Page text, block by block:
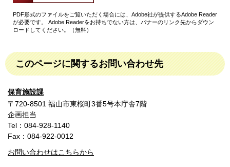
PDF形式のファイルをご覧いただく場合には、Adobe社が提供するAdobe Reader
が必要です。
Adobe Readerをお持ちでない方は、バナーのリンク先からダウン
ロードしてください。（無料）
このページに関するお問い合わせ先
保育施設課
〒720-8501 福山市東桜町3番5号本庁舎7階
企画担当
Tel：084-928-1140
Fax：084-922-0012
お問い合わせはこちらから